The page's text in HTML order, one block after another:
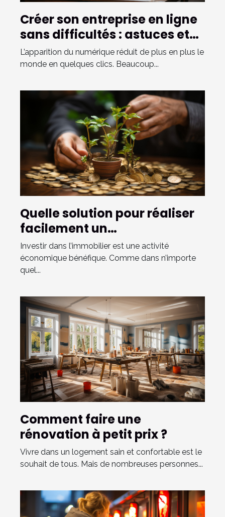
Créer son entreprise en ligne
sans difficultés : astuces et
conseils
L’apparition du numérique réduit de plus en plus le
monde en quelques clics. Beaucoup...
Quelle solution pour réaliser
facilement un
investissement immobilier ?
Investir dans l’immobilier est une activité
économique bénéfique. Comme dans n’importe
quel...
Comment faire une
rénovation à petit prix ?
Vivre dans un logement sain et confortable est le
souhait de tous. Mais de nombreuses personnes...